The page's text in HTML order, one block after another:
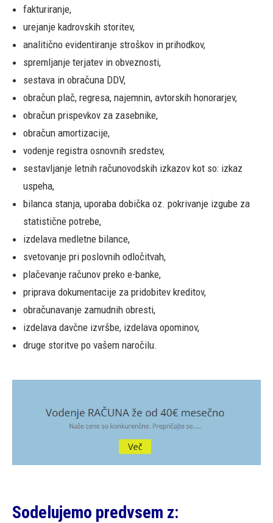
fakturiranje,
urejanje kadrovskih storitev,
analitično evidentiranje stroškov in prihodkov,
spremljanje terjatev in obveznosti,
sestava in obračuna DDV,
obračun plač, regresa, najemnin, avtorskih honorarjev,
obračun prispevkov za zasebnike,
obračun amortizacije,
vodenje registra osnovnih sredstev,
sestavljanje letnih računovodskih izkazov kot so: izkaz
uspeha,
bilanca stanja, uporaba dobička oz. pokrivanje izgube za
statistične potrebe,
izdelava medletne bilance,
svetovanje pri poslovnih odločitvah,
plačevanje računov preko e-banke,
priprava dokumentacije za pridobitev kreditov,
obračunavanje zamudnih obresti,
izdelava davčne izvršbe, izdelava opominov,
druge storitve po vašem naročilu.
Sodelujemo predvsem z: